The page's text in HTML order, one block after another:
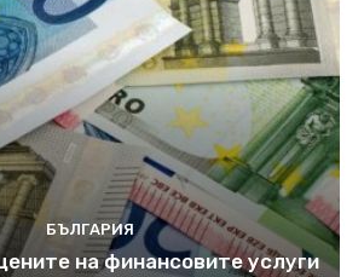
БЪЛГАРИЯ
на финансовите услуги